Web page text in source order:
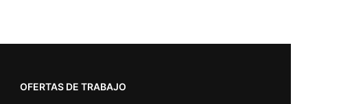
OFERTAS DE TRABAJO